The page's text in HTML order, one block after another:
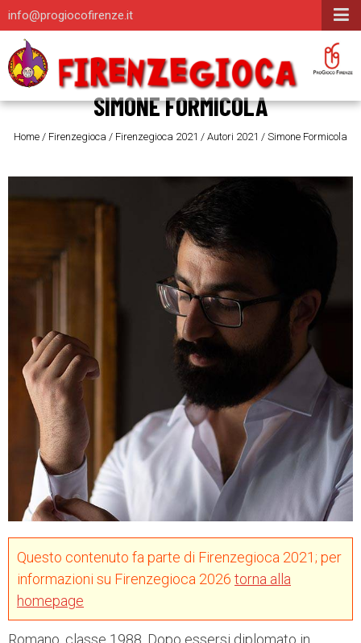
info@progiocofirenze.it
SIMONE FORMICOLA
Home / Firenzegioca / Firenzegioca 2021 / Autori 2021 / Simone Formicola
Questo contenuto fa parte di Firenzegioca 2021; per
informazioni su Firenzegioca 2026 torna alla
homepage
Romano, classe 1988. Dopo essersi diplomato in